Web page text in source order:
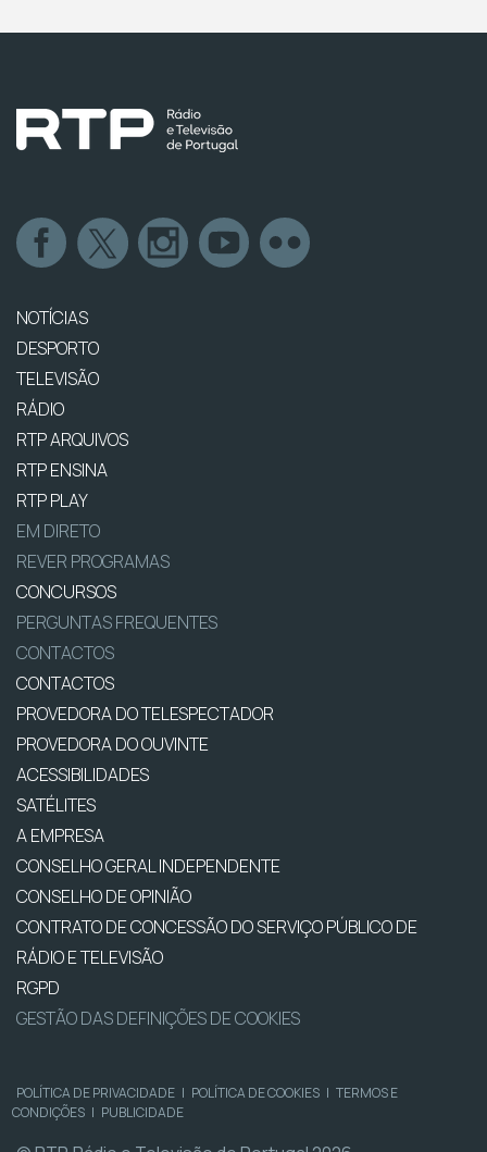
NOTÍCIAS
DESPORTO
TELEVISÃO
RÁDIO
RTP ARQUIVOS
RTP ENSINA
RTP PLAY
EM DIRETO
REVER PROGRAMAS
CONCURSOS
PERGUNTAS FREQUENTES
CONTACTOS
CONTACTOS
PROVEDORA DO TELESPECTADOR
PROVEDORA DO OUVINTE
ACESSIBILIDADES
SATÉLITES
A EMPRESA
CONSELHO GERAL INDEPENDENTE
CONSELHO DE OPINIÃO
CONTRATO DE CONCESSÃO DO SERVIÇO PÚBLICO DE
RÁDIO E TELEVISÃO
RGPD
GESTÃO DAS DEFINIÇÕES DE COOKIES
POLÍTICA DE PRIVACIDADE | POLÍTICA DE COOKIES | TERMOS E
CONDIÇÕES | PUBLICIDADE